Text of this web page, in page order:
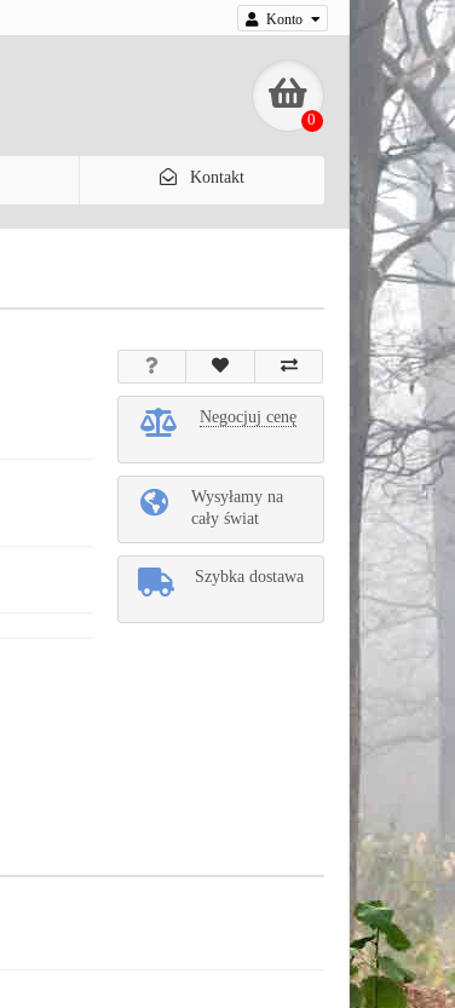
Konto
0
Kontakt
Negocjuj cenę
Wysyłamy na
cały świat
Szybka dostawa